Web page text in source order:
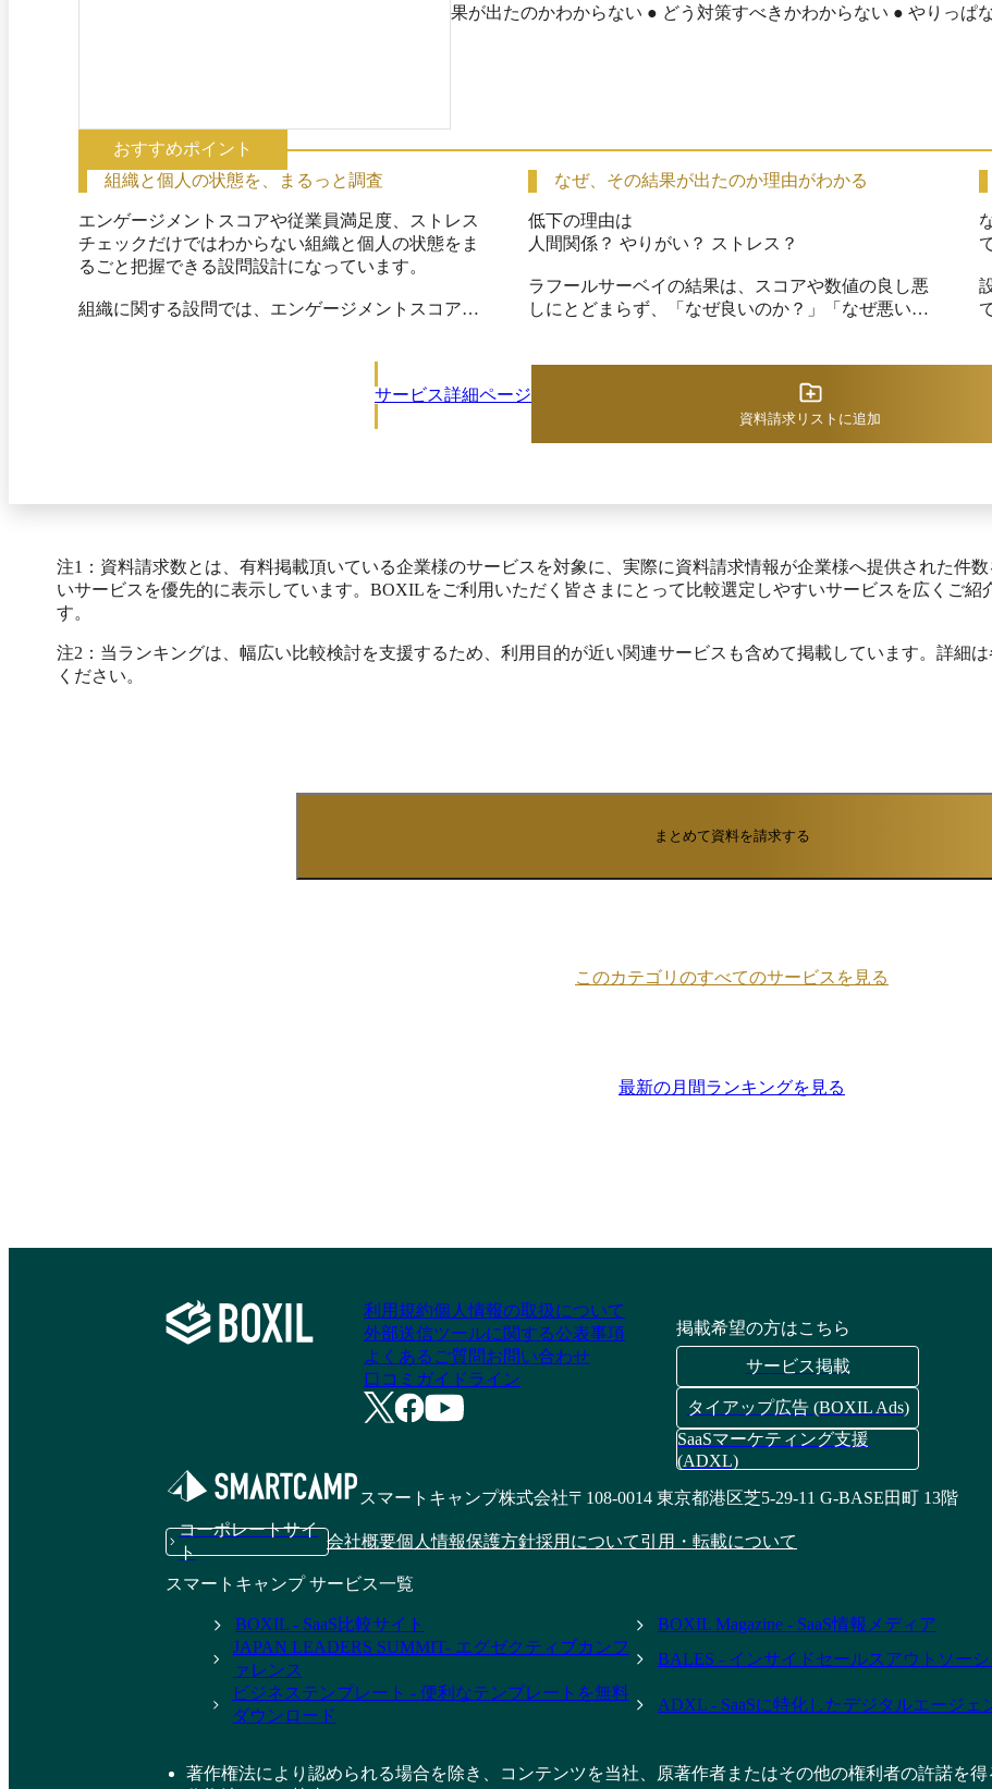
果が出たのかわからない ● どう対策すべきかわからない ● やりっぱなしになってしまう その
おすすめポイント
組織と個人の状態を、まるっと調査
エンゲージメントスコアや従業員満足度、ストレス
チェックだけではわからない組織と個人の状態をま
るごと把握できる設問設計になっています。
組織に関する設問では、エンゲージメントスコアに
個人に関する設問では、メンタル・フィジカルスコ
なぜ、その結果が出たのか理由がわかる
低下の理由は
人間関係？ やりがい？ ストレス？
ラフールサーベイの結果は、スコアや数値の良し悪
しにとどまらず、「なぜ良いのか？」「なぜ悪いの
にある組織と個人の状態まで把握できるため、要因
サービス詳細ページ
資料請求リストに追加
注1：資料請求数とは、有料掲載頂いている企業様のサービスを対象に、実際に資料請求情報が企業様へ提供された件
いサービスを優先的に表示しています。BOXILをご利用いただく皆さまにとって比較選定しやすいサービスを広くご紹
す。
注2：当ランキングは、幅広い比較検討を支援するため、利用目的が近い関連サービスも含めて掲載しています。詳細
ください。
まとめて資料を請求する
このカテゴリのすべてのサービスを見る
最新の月間ランキングを見る
利用規約個人情報の取扱について
外部送信ツールに関する公表事項
よくあるご質問お問い合わせ
口コミガイドライン
掲載希望の方はこちら
サービス掲載
タイアップ広告 (BOXIL Ads)
SaaSマーケティング支援
(ADXL)
スマートキャンプ株式会社〒108-0014 東京都港区芝5-29-11 G-BASE田町 13階
コーポレートサイ
ト
会社概要個人情報保護方針採用について引用・転載について
スマートキャンプ サービス一覧
BOXIL - SaaS比較サイト BOXIL Magazine - SaaS情報メディア
JAPAN LEADERS SUMMIT- エグゼクティブカンフ
ァレンス
BALES - インサイドセールスアウトソー
ビジネステンプレート - 便利なテンプレートを無料
ダウンロード
ADXL - SaaSに特化したデジタルエージェ
著作権法により認められる場合を除き、コンテンツを当社、原著作者またはその他の権利者の許諾を